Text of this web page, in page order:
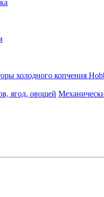
холодного копчения
ягод, овощей